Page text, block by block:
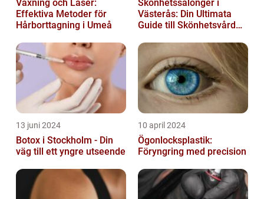
Vaxning och Laser:
Effektiva Metoder för
Hårborttagning i Umeå
Skönhetssalonger i
Västerås: Din Ultimata
Guide till Skönhetsvård
13 juni 2024
Botox i Stockholm - Din
väg till ett yngre utseende
10 april 2024
Ögonlocksplastik:
Föryngring med precision